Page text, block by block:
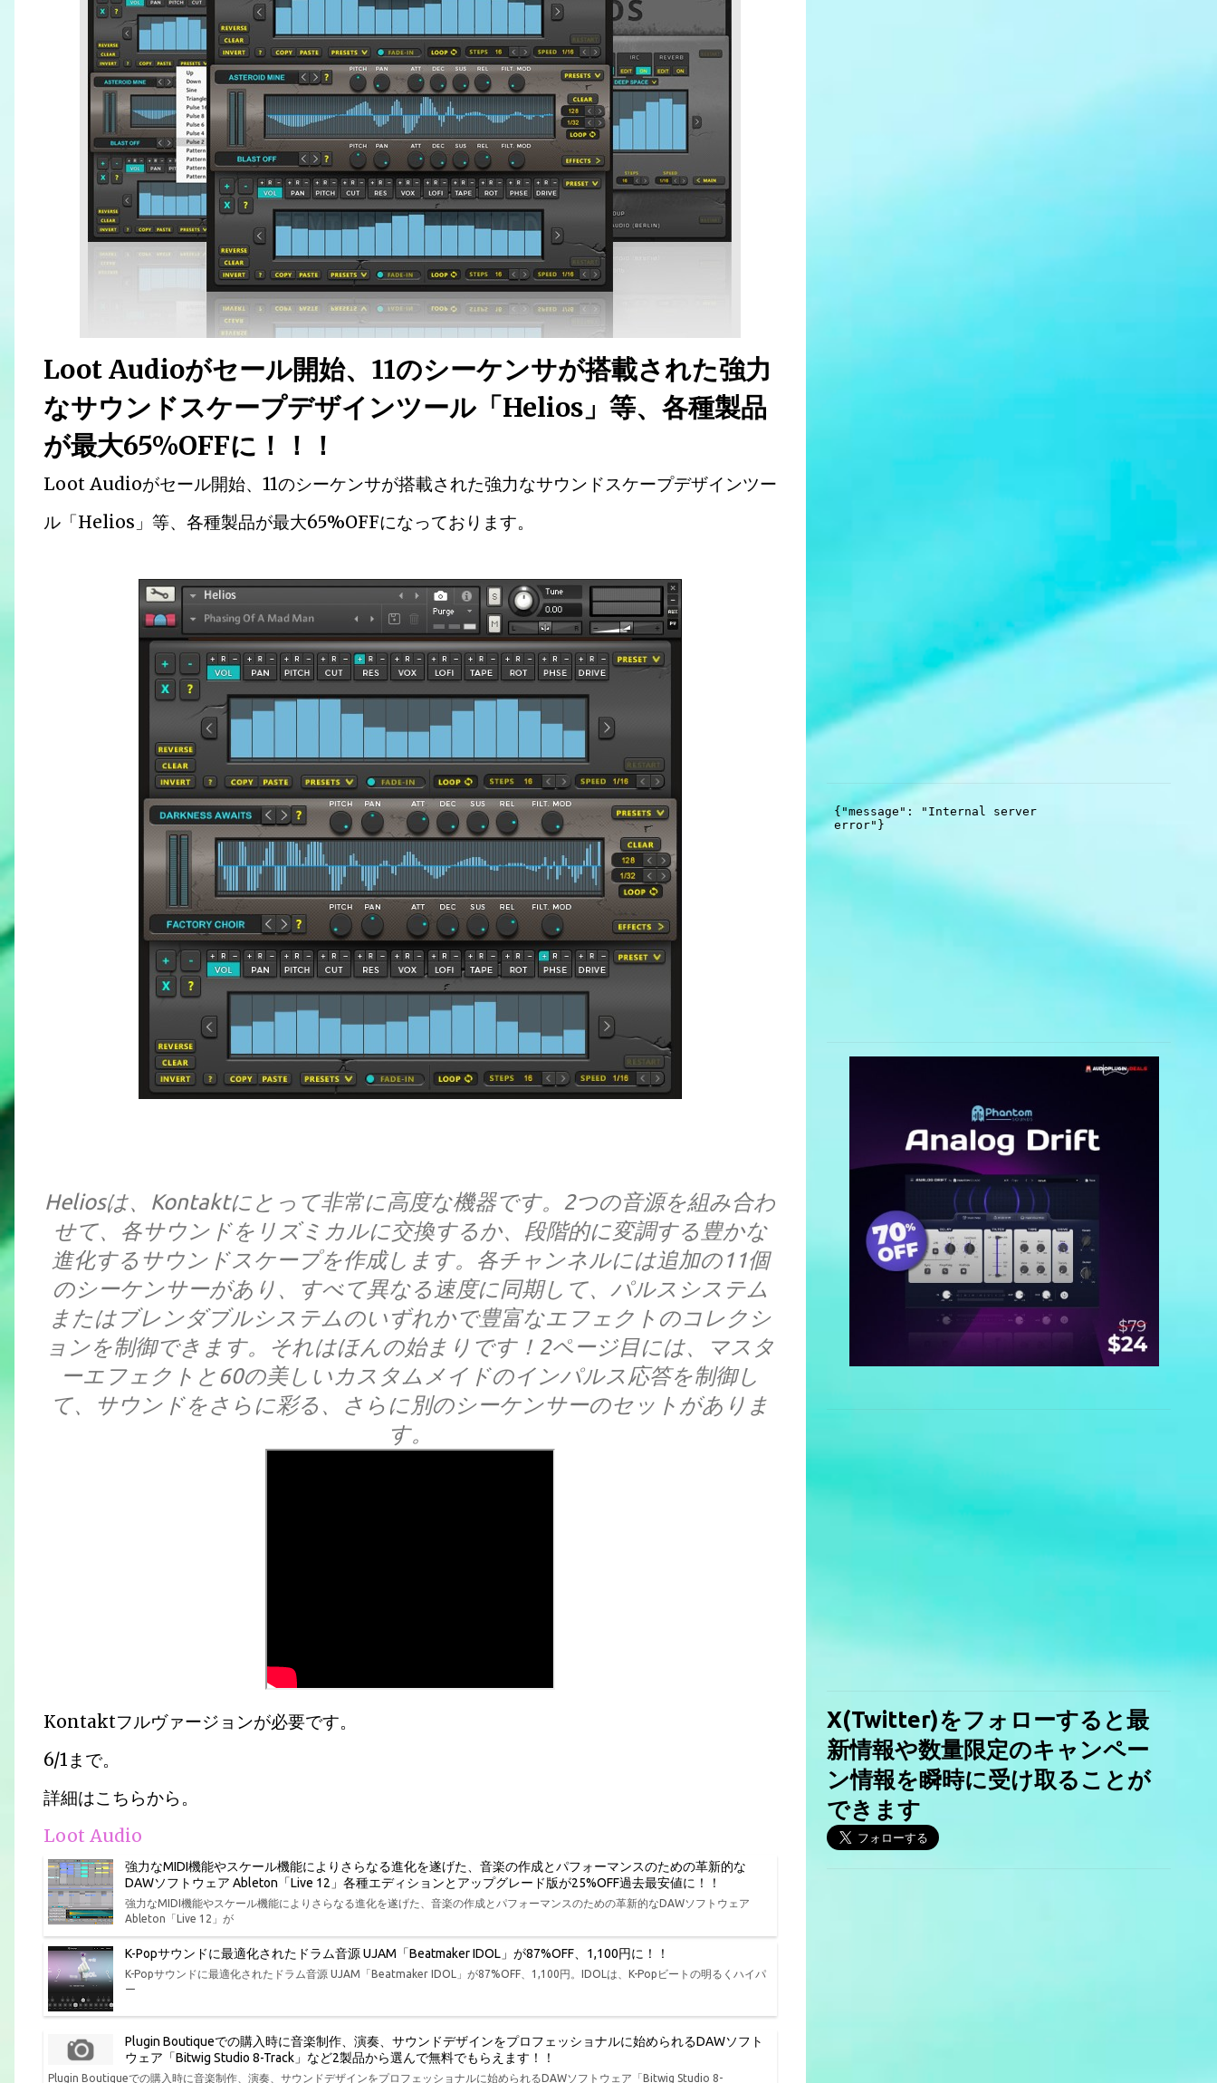
Loot Audioがセール開始、11のシーケンサが搭載された強力
なサウンドスケープデザインツール「Helios」等、各種製品
が最大65%OFFに！！！
Loot Audioがセール開始、11のシーケンサが搭載された強力なサウンドスケープデザインツー
ル「Helios」等、各種製品が最大65%OFFになっております。
Heliosは、Kontaktにとって非常に高度な機器です。2つの音源を組み合わ
せて、各サウンドをリズミカルに交換するか、段階的に変調する豊かな
進化するサウンドスケープを作成します。各チャンネルには追加の11個
のシーケンサーがあり、すべて異なる速度に同期して、パルスシステム
またはブレンダブルシステムのいずれかで豊富なエフェクトのコレクシ
ョンを制御できます。それはほんの始まりです！2ページ目には、マスタ
ーエフェクトと60の美しいカスタムメイドのインパルス応答を制御し
て、サウンドをさらに彩る、さらに別のシーケンサーのセットがありま
す。
Kontaktフルヴァージョンが必要です。
6/1まで。
詳細はこちらから。
Loot Audio
強力なMIDI機能やスケール機能によりさらなる進化を遂げた、音楽の作成とパフォーマンスのための革新的な
DAWソフトウェア Ableton「Live 12」各種エディションとアップグレード版が25%OFF過去最安値に！！
強力なMIDI機能やスケール機能によりさらなる進化を遂げた、音楽の作成とパフォーマンスのための革新的なDAWソフトウェア
Ableton「Live 12」が
K-Popサウンドに最適化されたドラム音源 UJAM「Beatmaker IDOL」が87%OFF、1,100円に！！
K-Popサウンドに最適化されたドラム音源 UJAM「Beatmaker IDOL」が87%OFF、1,100円。IDOLは、K-Popビートの明るくハイパ
ー
Plugin Boutiqueでの購入時に音楽制作、演奏、サウンドデザインをプロフェッショナルに始められるDAWソフト
ウェア「Bitwig Studio 8-Track」など2製品から選んで無料でもらえます！！
Plugin Boutiqueでの購入時に音楽制作、演奏、サウンドデザインをプロフェッショナルに始められるDAWソフトウェア「Bitwig Studio 8-
X(Twitter)をフォローすると最
新情報や数量限定のキャンペー
ン情報を瞬時に受け取ることが
できます